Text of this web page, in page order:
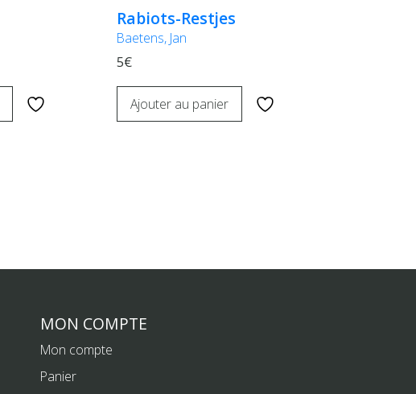
Rabiots-Restjes
Baetens, Jan
5€
Ajouter au panier
MON COMPTE
Mon compte
Panier